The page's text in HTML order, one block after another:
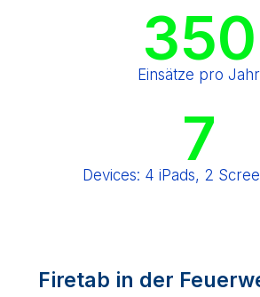
350
Einsätze pro Jahr
7
Devices: 4 iPads, 2
Firetab in der